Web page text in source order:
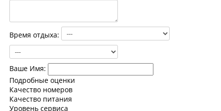
Время отдыха:
Ваше Имя:
Подробные оценки
Качество номеров
Качество питания
Уровень сервиса